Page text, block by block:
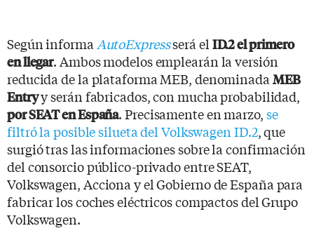
Según informa AutoExpressserá el ID.2 el primero
en llegar. Ambos modelos emplearán la versión
reducida de la plataforma MEB, denominada MEB
Entryy serán fabricados, con mucha probabilidad,
por SEAT en España. Precisamente en marzo,se
filtró la posible silueta del Volkswagen ID.2, que
surgió tras las informaciones sobre la confirmación
del consorcio público-privado entre SEAT,
Volkswagen, Acciona y el Gobierno de España para
fabricar los coches eléctricos compactos del Grupo
Volkswagen.